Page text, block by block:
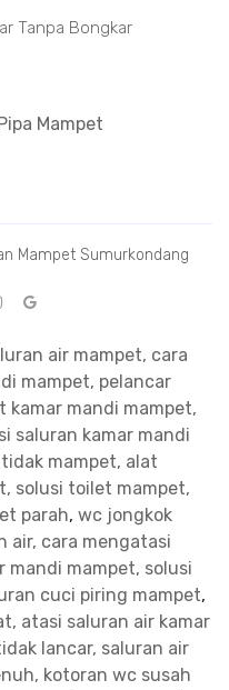
Tanpa Bongkar
Mampet
Mampet Sumurkondang
air mampet, cara
mampet, pelancar
kamar mandi mampet,
saluran kamar mandi
mampet, alat
solusi toilet mampet,
parah, wc jongkok
air, cara mengatasi
mandi mampet, solusi
cuci piring mampet,
atasi saluran air kamar
lancar, saluran air
kotoran wc susah